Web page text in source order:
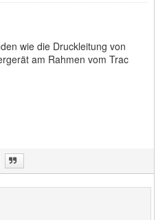
wie die Druckleitung von
am Rahmen vom Trac